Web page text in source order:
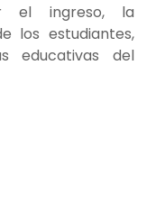
el ingreso, la
los estudiantes,
educativas del